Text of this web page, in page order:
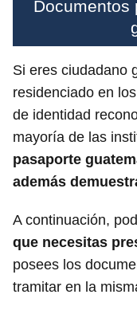
Documentos
Si eres ciudadano
residenciado en
de identidad
mayoría de las
pasaporte
además
A continuación,
que necesitas
posees los
tramitar en la